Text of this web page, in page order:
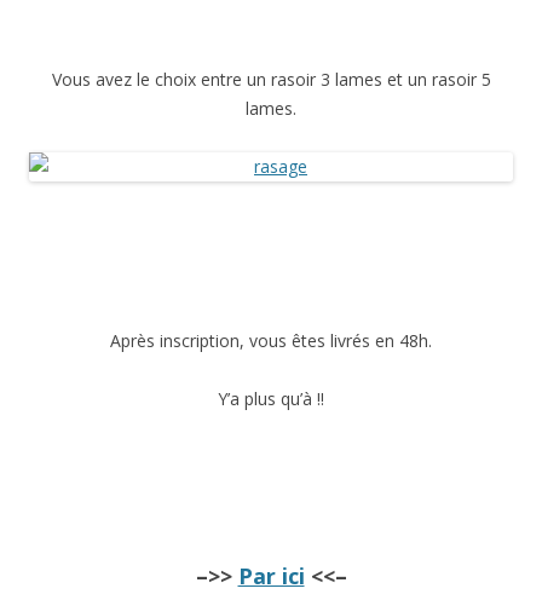
Vous avez le choix entre un rasoir 3 lames et un rasoir 5
lames.
Après inscription, vous êtes livrés en 48h.
Y’a plus qu’à !!
–>> Par ici <<–